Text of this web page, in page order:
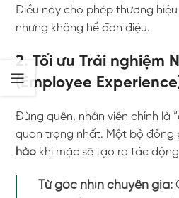
Điều này cho phép thương
nhưng không hề đơn điệu.
2. Tối ưu Trải nghiệm
(Employee
Đừng quên, nhân viên chính là
quan trọng nhất. Một bộ đồng
hào khi mặc sẽ tạo ra tác
Từ góc nhìn chuyên gia: